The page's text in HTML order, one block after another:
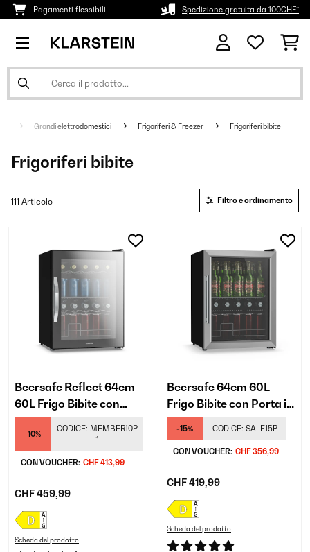
Pagamenti flessibili Spedizione gratuita da 100CHF*
Grandi elettrodomestici Frigoriferi & Freezer Frigoriferi bibite
Frigoriferi bibite
111 Articolo Filtro e ordinamento
Beersafe Reflect 64cm
60L Frigo Bibite con
Porta in Vetro Nero
-10%
CODICE: MEMBER10P
*
CON VOUCHER: CHF 413,99
CHF 459,99
Scheda del prodotto
Beersafe 64cm 60L
Frigo Bibite con Porta in
Vetro Argento
-15% CODICE: SALE15P
CON VOUCHER: CHF 356,99
CHF 419,99
Scheda del prodotto